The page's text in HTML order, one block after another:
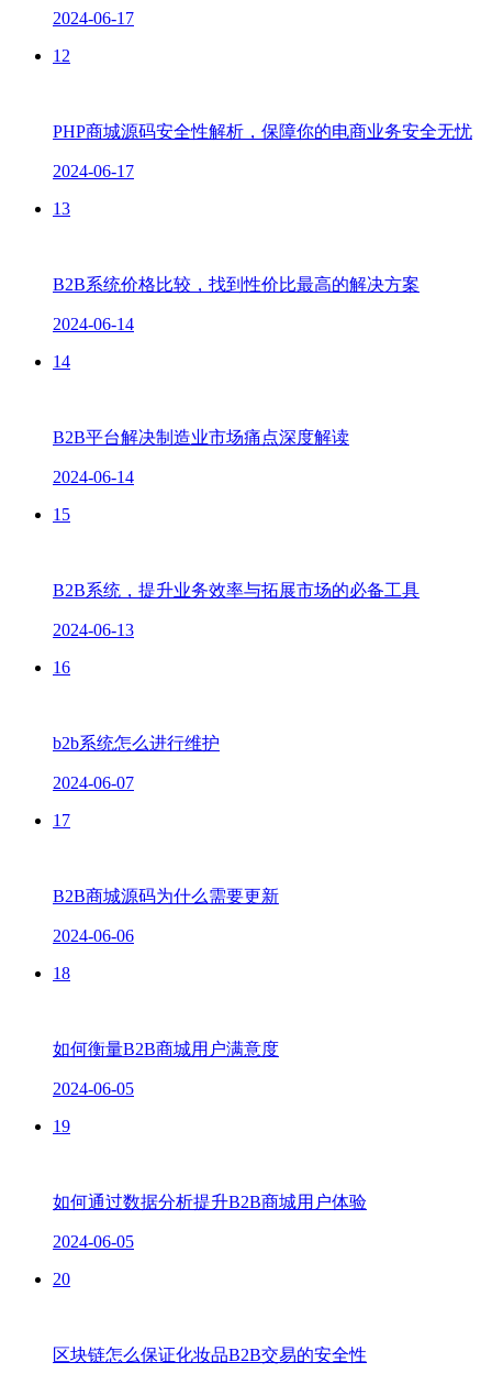
2024-06-17
12
PHP商城源码安全性解析，保障你的电商业务安全无忧
2024-06-17
13
B2B系统价格比较，找到性价比最高的解决方案
2024-06-14
14
B2B平台解决制造业市场痛点深度解读
2024-06-14
15
B2B系统，提升业务效率与拓展市场的必备工具
2024-06-13
16
b2b系统怎么进行维护
2024-06-07
17
B2B商城源码为什么需要更新
2024-06-06
18
如何衡量B2B商城用户满意度
2024-06-05
19
如何通过数据分析提升B2B商城用户体验
2024-06-05
20
区块链怎么保证化妆品B2B交易的安全性